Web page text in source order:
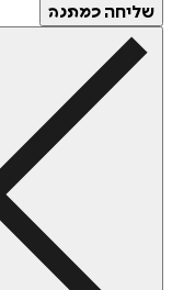
שליחה כמתנה